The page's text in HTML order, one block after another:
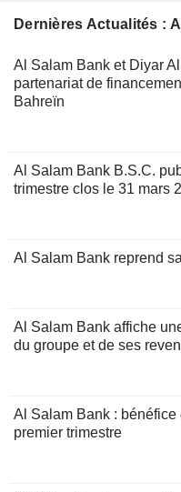
Dernières Actualités :
Al Salam Bank et Diyar
partenariat de
Bahreïn
Al Salam Bank B.S.C.
trimestre clos le 31 mars
Al Salam Bank reprend
Al Salam Bank affiche
du groupe et de ses
Al Salam Bank :
premier trimestre